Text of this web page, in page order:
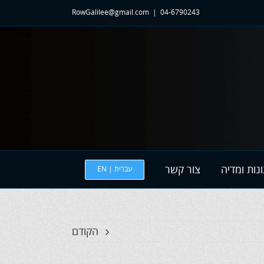
04-6790243
RowGalilee@gmail.com
ומדיה צור קשר עברית | EN
הקודם